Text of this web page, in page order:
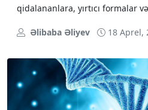
qidalananlara, yırtıcı formalar
Əlibaba Əliyev 18 Aprel,